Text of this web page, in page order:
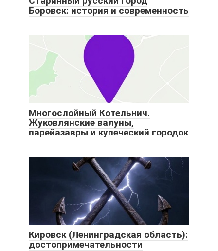
Боровск: история и современность
Многослойный Котельнич.
Жуковлянские валуны,
парейазавры и купеческий городок
Кировск (Ленинградская область):
достопримечательности